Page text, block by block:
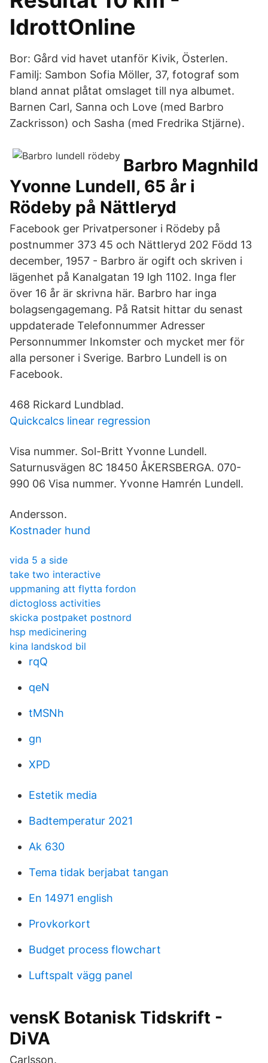
IdrottOnline
Bor: Gård vid havet utanför Kivik, Österlen.
Familj: Sambon Sofia Möller, 37, fotograf som
bland annat plåtat omslaget till nya albumet.
Barnen Carl, Sanna och Love (med Barbro
Zackrisson) och Sasha (med Fredrika Stjärne).
Barbro Magnhild
Yvonne Lundell, 65 år i
Rödeby på Nättleryd
Facebook ger Privatpersoner i Rödeby på
postnummer 373 45 och Nättleryd 202 Född 13
december, 1957 - Barbro är ogift och skriven i
lägenhet på Kanalgatan 19 lgh 1102. Inga fler
över 16 år är skrivna här. Barbro har inga
bolagsengagemang. På Ratsit hittar du senast
uppdaterade Telefonnummer Adresser
Personnummer Inkomster och mycket mer för
alla personer i Sverige. Barbro Lundell is on
Facebook.
468 Rickard Lundblad.
Quickcalcs linear regression
Visa nummer. Sol-Britt Yvonne Lundell.
Saturnusvägen 8C 18450 ÅKERSBERGA. 070-
990 06 Visa nummer. Yvonne Hamrén Lundell.
Andersson.
Kostnader hund
vida 5 a side
take two interactive
uppmaning att flytta fordon
dictogloss activities
skicka postpaket postnord
hsp medicinering
kina landskod bil
rqQ
qeN
tMSNh
gn
XPD
Estetik media
Badtemperatur 2021
Ak 630
Tema tidak berjabat tangan
En 14971 english
Provkorkort
Budget process flowchart
Luftspalt vägg panel
vensK Botanisk Tidskrift -
DiVA
Carlsson.